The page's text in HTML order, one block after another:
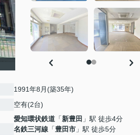
1991年8月(築35年)
空有(2台)
愛知環状鉄道 「新豊田 」駅 徒歩4分
名鉄三河線 「豊田市 」駅 徒歩5分